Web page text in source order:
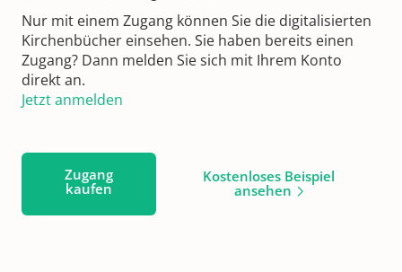
Nur mit einem Zugang können Sie die digitalisierten
Kirchenbücher einsehen. Sie haben bereits einen
Zugang? Dann melden Sie sich mit Ihrem Konto
direkt an.
Jetzt anmelden
Zugang
kaufen
Kostenloses Beispiel
ansehen